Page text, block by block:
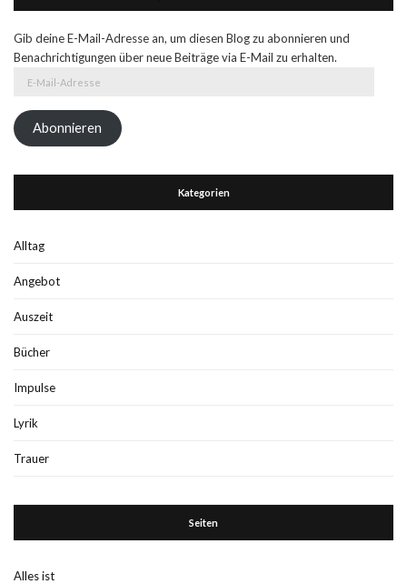
Gib deine E-Mail-Adresse an, um diesen Blog zu abonnieren und
Benachrichtigungen über neue Beiträge via E-Mail zu erhalten.
Adresse
Abonnieren
Kategorien
Alltag
Angebot
Auszeit
Bücher
Impulse
Lyrik
Trauer
Seiten
Alles ist